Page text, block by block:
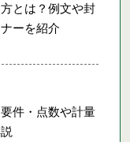
とは？例文や封
ーを紹介
件・点数や計量